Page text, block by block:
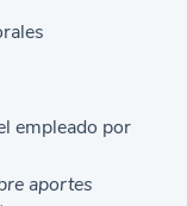
empleado por
aportes